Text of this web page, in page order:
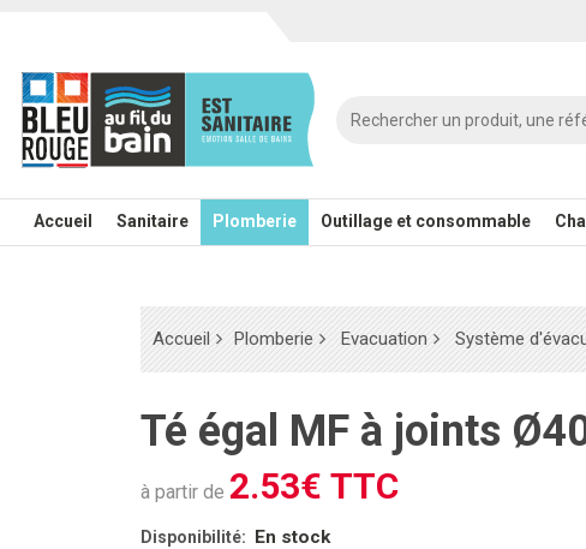
Accueil Sanitaire Plomberie Outillage et consommable
Accueil Plomberie Evacuation Système
Té égal MF à joints
à partir de 2.53€ TTC
Disponibilité: En stock